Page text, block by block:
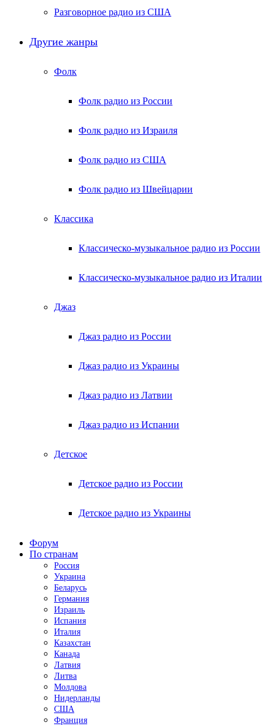
Разговорное радио из США
Другие жанры
Фолк
Фолк радио из России
Фолк радио из Израиля
Фолк радио из США
Фолк радио из Швейцарии
Классика
Классическо-музыкальное радио из России
Классическо-музыкальное радио из Италии
Джаз
Джаз радио из России
Джаз радио из Украины
Джаз радио из Латвии
Джаз радио из Испании
Детское
Детское радио из России
Детское радио из Украины
Форум
По странам
Россия
Украина
Беларусь
Германия
Израиль
Испания
Италия
Казахстан
Канада
Латвия
Литва
Молдова
Нидерланды
США
Франция